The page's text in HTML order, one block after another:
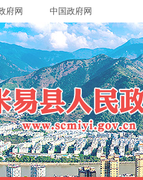
府网 中国政府网